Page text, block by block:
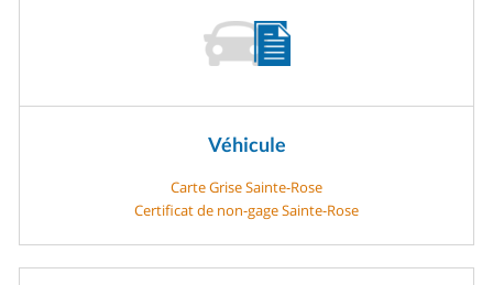
Véhicule
Carte Grise Sainte-Rose
Certificat de non-gage Sainte-Rose